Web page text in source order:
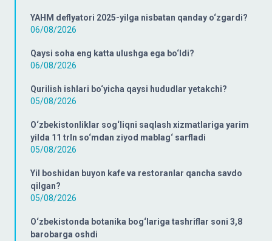
YAHM deflyatori 2025-yilga nisbatan qanday o‘zgardi?
06/08/2026
Qaysi soha eng katta ulushga ega bo‘ldi?
06/08/2026
Qurilish ishlari bo‘yicha qaysi hududlar yetakchi?
05/08/2026
O‘zbekistonliklar sog‘liqni saqlash xizmatlariga yarim
yilda 11 trln so‘mdan ziyod mablag‘ sarfladi
05/08/2026
Yil boshidan buyon kafe va restoranlar qancha savdo
qilgan?
05/08/2026
O‘zbekistonda botanika bog‘lariga tashriflar soni 3,8
barobarga oshdi